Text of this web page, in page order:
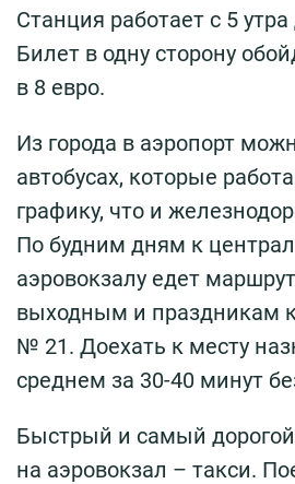
Станция работает с 5
Билет в одну сторону
в 8 евро.
Из города в аэропорт
автобусах, которые
графику, что и
По будним дням к
аэровокзалу едет
выходным и праздникам
№ 21. Доехать к месту
среднем за 30-40 минут
Быстрый и самый дорогой
на аэровокзал – такси.